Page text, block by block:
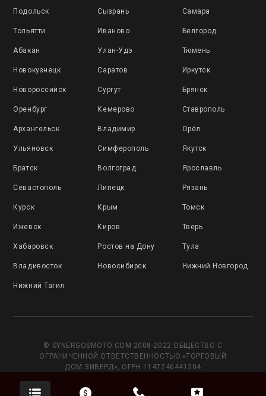
Подольск Сызрань Самара
Тольятти Иваново Белгород
Абакан Улан-Удэ Тюмень
Новокузнецк Саратов Иркутск
Новороссийск Сургут Брянск
Оренбург Кемерово Ставрополь
Архангельск Владимир Орёл
Ульяновск Симферополь Якутск
Братск Волгоград Ярославль
Севастополь Липецк Рязань
Курск Крым Томск
Ижевск Киров Тверь
Хабаровск Ростов на Дону Тула
Владивосток Новосибирск Нижний Новгород
Нижний Тагил
© SYNERGOSMOTO.COM 2008-2022 ОБЩЕСТВО С
ОГРАНИЧЕННОЙ ОТВЕТСТВЕННОСТЬЮ «ТОРГОВЫЙ
ДОМ ЗИВЕРД», ОГРН 1147746441204
характер и не является публичной офертой